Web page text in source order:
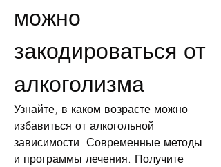
можно
закодироваться от
алкоголизма
Узнайте, в каком возрасте можно
избавиться от алкогольной
зависимости. Современные методы
и программы лечения. Получите